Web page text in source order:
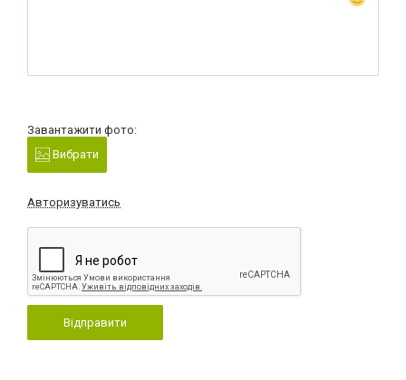
Завантажити фото:
Вибрати
Авторизуватись
Відправити